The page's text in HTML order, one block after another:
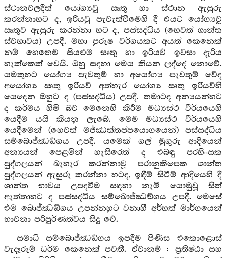
ස්ථානවලදීත් යෝග්‍යවූ ඍතු හා ස්ථාන ඇසුරු
කරන්නාහට ද, ඉරියවු පැවැත්වීමෙහි දී එයට යෝග්‍යවූ
ඍතුව ඇසුරු කරන්නා හට ද, පස්සද්ධිය (හෙවත් ශාන්ත
ස්වභාවය) උපදී. මහා පුරුෂ වර්ගයකට අයත් කෙනෙක්
නම් හෙතෙම සියළුම සෘතු හා ඉරියව් ඉවසා දැරිය
හැක්කෙක් වෙයි. ඔහු සදහා මෙය කියන ලද්දේ නොවේ.
යමකුහට යෝග්‍ය පැවතුම් හා අයෝග්‍ය පැවතුම් වේද
අයෝග්‍ය ඍතු ඉරියව් අත්හැර යෝග්‍ය ඍතු ඉරියව්හි
යෙදෙන ඔහුට ද (පස්සද්ධිය) උපදී. තමාටද අන්‍යයන්හට
ද කර්මය හිමි බව මෙනෙහි කිරීම මධ්‍යස්ථ වීර්යයෙහි
යෙදීම යයි කියනු ලැබේ. මෙම මධ්‍යස්ථ වීර්යයෙහි
යෙදීමෙන් (හෙවත් මජ්ඣත්තප්පයොගයෙන්) පස්සද්ධිය
සම්බොජ්ඣඞ්ගය උපදී. යමෙක් ගල් මුගුරු ආදියෙන්
අන්‍යයන් පෙළමින් හැසිරෙත් ද එබඳු පරහිංසක
පුද්ගලයන් බැහැර කරන්නාවූ පරානුකිපෙක ශාන්ත
පුද්ගලයන් ඇසුරු කරන්නා හටද, ඉඳීම් සිටීම් ආදියෙහි දී
ශාන්ත භාවය උපදවීම සඳහා නැමී යොමුවූ සිත්
ඇත්තාහට ද පස්සද්ධිය සම්බොජ්ඣඞ්ගය උපදී. මෙසේ
එම බොජ්ඣඞ්ගය උපන්නහුට වනාහී අර්හත් මාර්ගයෙන්
භාවනා පරිපූර්ණත්වය සිදු වේ.
සමාධි සම්බොජ්ඣඞ්ගය ඉපදීම පිණිස එකොළොස්
වැදෑරුම් ධර්ම කෙනෙක් පවතී. ඒවානම් : ප්‍රතිෂ්ඨා සහ